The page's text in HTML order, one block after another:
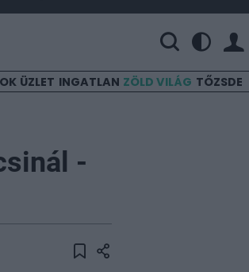
ÜZLET INGATLAN ZÖLD VILÁG TŐZSDE
-